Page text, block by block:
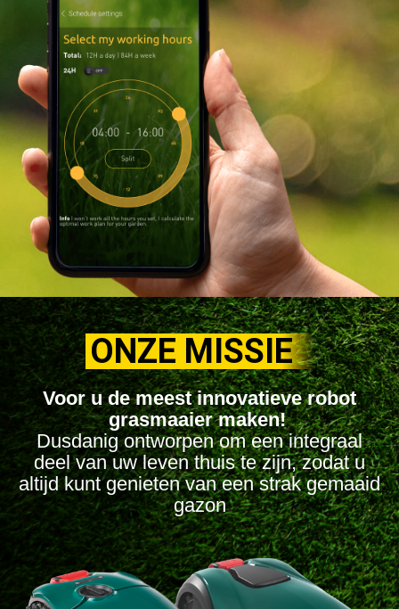
ONZE MISSIE
Voor u de meest innovatieve robot
grasmaaier maken!
Dusdanig ontworpen om een integraal
deel van uw leven thuis te zijn, zodat u
altijd kunt genieten van een strak gemaaid
gazon